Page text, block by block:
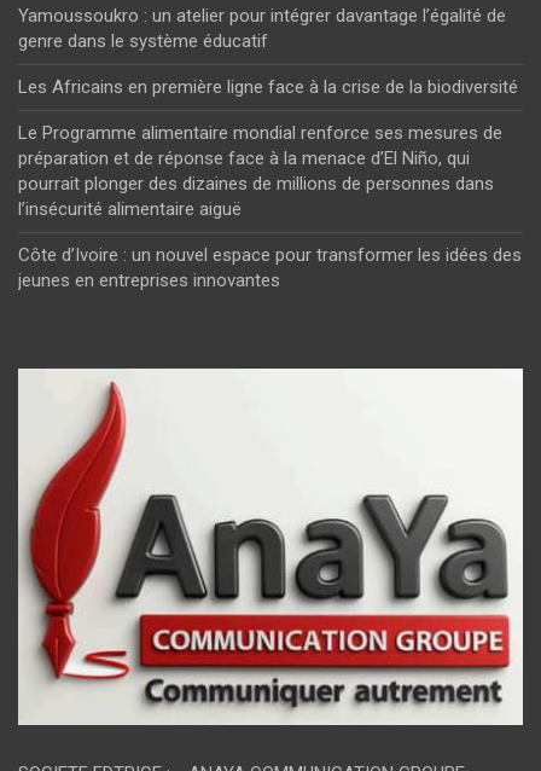
Yamoussoukro : un atelier pour intégrer davantage l’égalité de
genre dans le système éducatif
Les Africains en première ligne face à la crise de la biodiversité
Le Programme alimentaire mondial renforce ses mesures de
préparation et de réponse face à la menace d’El Niño, qui
pourrait plonger des dizaines de millions de personnes dans
l’insécurité alimentaire aiguë
Côte d’Ivoire : un nouvel espace pour transformer les idées des
jeunes en entreprises innovantes